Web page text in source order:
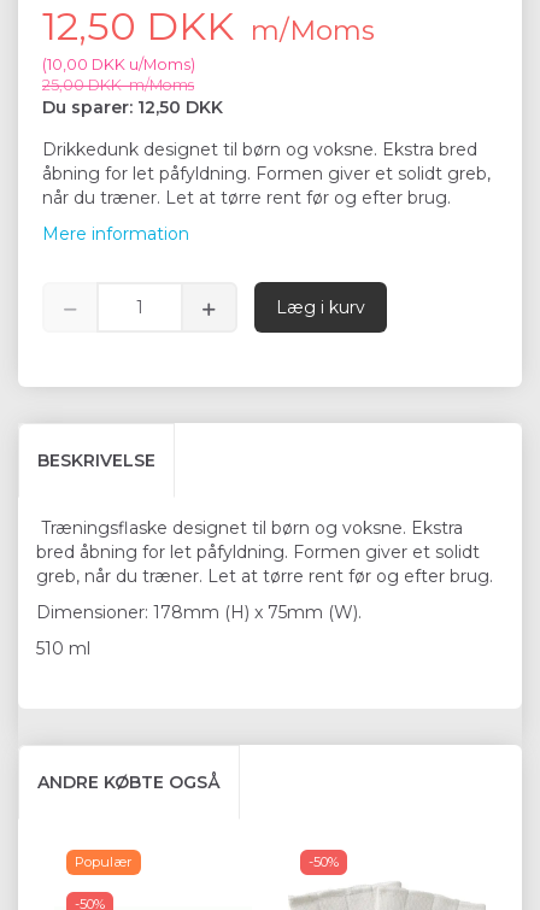
12,50 DKK m/Moms
(10,00 DKK u/Moms)
25,00 DKKm/Moms
Du sparer: 12,50 DKK
Drikkedunk designet til børn og voksne. Ekstra bred
åbning for let påfyldning. Formen giver et solidt greb,
når du træner. Let at tørre rent før og efter brug.
Mere information
Læg i kurv
BESKRIVELSE
Træningsflaske designet til børn og voksne. Ekstra
bred åbning for let påfyldning. Formen giver et solidt
greb, når du træner. Let at tørre rent før og efter brug.
Dimensioner: 178mm (H) x 75mm (W).
510 ml
ANDRE KØBTE OGSÅ
Populær
-50%
-50%